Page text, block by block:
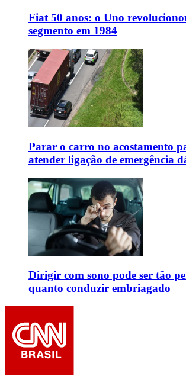
Fiat 50 anos: o Uno
segmento em 1984
Parar o carro no acostamento
atender ligação de emergência
Dirigir com sono pode ser tão
quanto conduzir embriagado